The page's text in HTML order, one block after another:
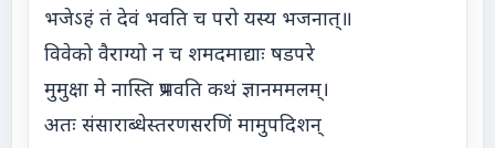
भजेऽहं तं देवं भवति च परो यस्य भजनात्॥
विवेको वैराग्यो न च शमदमाद्याः षडपरे
मुमुक्षा मे नास्ति प्रभवति कथं ज्ञानममलम्।
अतः संसाराब्धेस्तरणसरणिं मामुपदिशन्